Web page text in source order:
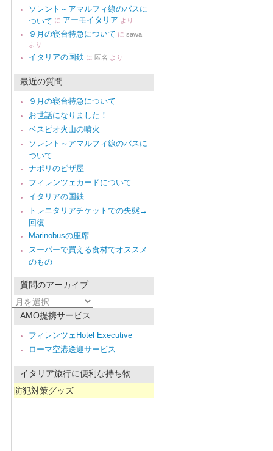
ソレント～アマルフィ線のバスに
ついて に アーモイタリア より
９月の寝台特急について に sawa
より
イタリアの国鉄 に 匿名 より
最近の質問
９月の寝台特急について
お世話になりました！
ベスピオ火山の噴火
ソレント～アマルフィ線のバスに
ついて
ナポリのピザ屋
フィレンツェカードについて
イタリアの国鉄
トレニタリアチケットでの失態→
回復
Marinobusの座席
スーパーで買える食材でオススメ
のもの
質問のアーカイブ
質
問
AMO提携サービス
フィレンツェHotel Executive
ローマ空港送迎サービス
イタリア旅行に便利な持ち物
防犯対策グッズ